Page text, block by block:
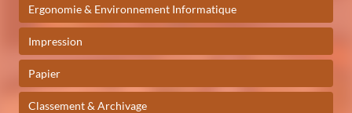
Ergonomie & Environnement Informatique
Impression
Papier
Classement & Archivage